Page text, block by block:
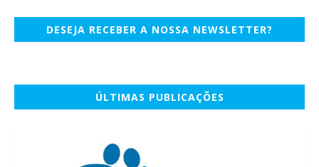
DESEJA RECEBER A NOSSA NEWSLETTER?
ÚLTIMAS PUBLICAÇÕES